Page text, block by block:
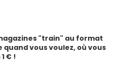
"train" au format
quand vous voulez, où vous
€ !